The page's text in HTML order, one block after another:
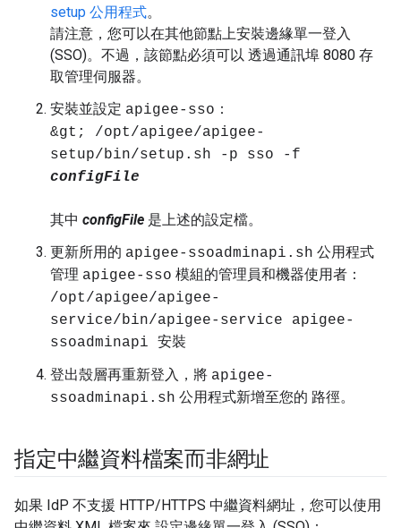
setup 公用程式。
請注意，您可以在其他節點上安裝邊緣單一登入
(SSO)。不過，該節點必須可以 透過通訊埠 8080 存
取管理伺服器。
安裝並設定 apigee-sso ：
&gt; /opt/apigee/apigee-
setup/bin/setup.sh -p sso -f
configFile
其中 configFile 是上述的設定檔。
更新所用的 apigee-ssoadminapi.sh 公用程式
管理 apigee-sso 模組的管理員和機器使用者：
/opt/apigee/apigee-
service/bin/apigee-service apigee-
ssoadminapi 安裝
登出殼層再重新登入，將 apigee-
ssoadminapi.sh 公用程式新增至您的 路徑。
指定中繼資料檔案而非網址
如果 IdP 不支援 HTTP/HTTPS 中繼資料網址，您可以使用